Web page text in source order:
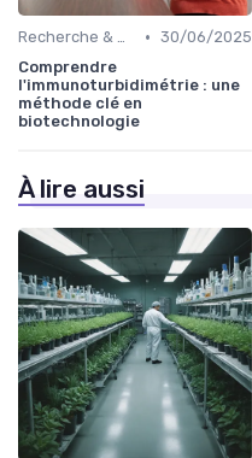
Recherche & Développement • 30/06/2025
Comprendre
l'immunoturbidimétrie : une
méthode clé en
biotechnologie
À lire aussi